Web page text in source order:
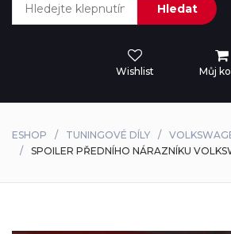
Hledat
Wishlist Můj
ESHOP TUNINGOVÉ DÍLY
SPOILER PŘEDNÍHO NÁRAZNÍKU